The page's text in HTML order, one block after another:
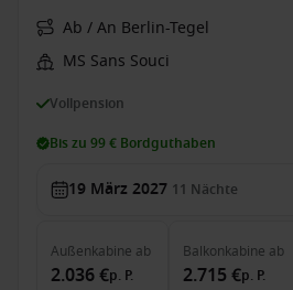
Ab / An Berlin-Tegel
MS Sans Souci
Vollpension
Bis zu 99 € Bordguthaben
19 März 2027 11 Nächte
Außenkabine ab
2.036 €p. P.
Balkonkabine ab
2.715 €p. P.